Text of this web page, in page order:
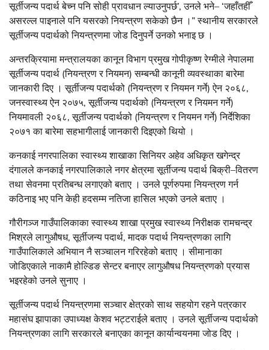
सूर्तीजन्य पदार्थ बेच्न पनि सोही प्रावधान ल्याउनुपर्छ’, उनले भने– ‘जहाँतहीँ
असरल्ल पाइनाले पनि यसरको नियन्त्रण सकेको छैन ।” स्थानीय सरकारले
सूर्तीजन्य पदार्थको नियन्त्रणमा जोड दिनुपर्ने उनको भनाइ छ ।
अन्तरक्रियामा मन्त्रालयका कानून विभाग प्रमुख गोपीकृष्ण रेग्मीले नेपालमा
सूर्तीजन्य पदार्थ (नियन्त्रण र नियमन) सम्बन्धी कानूनी व्यवस्थाका बारेमा
जानकारी दिए । सूर्तीजन्य पदार्थको (नियन्त्रण र नियमन गर्ने) ऐन २०६८,
जनस्वास्थ्य ऐन २०७५, सूर्तीजन्य पदार्थको (नियन्त्रण र नियमन गर्ने)
नियमावली २०६८, सूर्तीजन्य पदार्थको (नियन्त्रण र नियमन गर्ने) निर्देशिका
२०७१ का बारेमा सहभागीलाई जानकारी दिइएको थियो ।
कनकाई नगरपालिका स्वास्थ्य शाखाका सिनियर अहेव अधिकृत खगेन्द्र
दंगालले कनकाई नगरपालिकाले नगर क्षेत्रमा सूर्तीजन्य पदार्थ बिक्री–वितरण
तथा सेवनमा प्रतिबन्ध लगाएको बताए । उनले पूर्णरुपमा नियन्त्रण गर्न
कठिनाइ भए पनि केही हदसम्म नतिजा हासिल भएको उनले बताए ।
गौरीगञ्ज गाउँपालिकाका स्वास्थ्य शाखा प्रमुख स्वास्थ्य निरीक्षक रामचन्द्र
मिश्रले लागुऔषध, सूर्तीजन्य पदार्थ, मादक पदार्थ नियन्त्रणका लागि
गाउँपालिकाले अभियान नै सञ्चालन गरिरहेको बताए । सीमानाका
जोडिएकाले नाकामै होल्डिङ सेन्टर बनाएर लागुऔषध नियन्त्रणको प्रयास
भइरहेको उनले सुनाए ।
सूर्तीजन्य पदार्थ नियन्त्रणमा सञ्चार क्षेत्रको साथ सहयोग रहने पत्रकार
महासंघ झापाका उपाध्यक्ष केशव भट्टराईले बताए । उनले सूर्तीजन्य पदार्थको
नियन्त्रणका लागि सरकारले बनाएका कानून कार्यान्वयनमा जोड दिए ।